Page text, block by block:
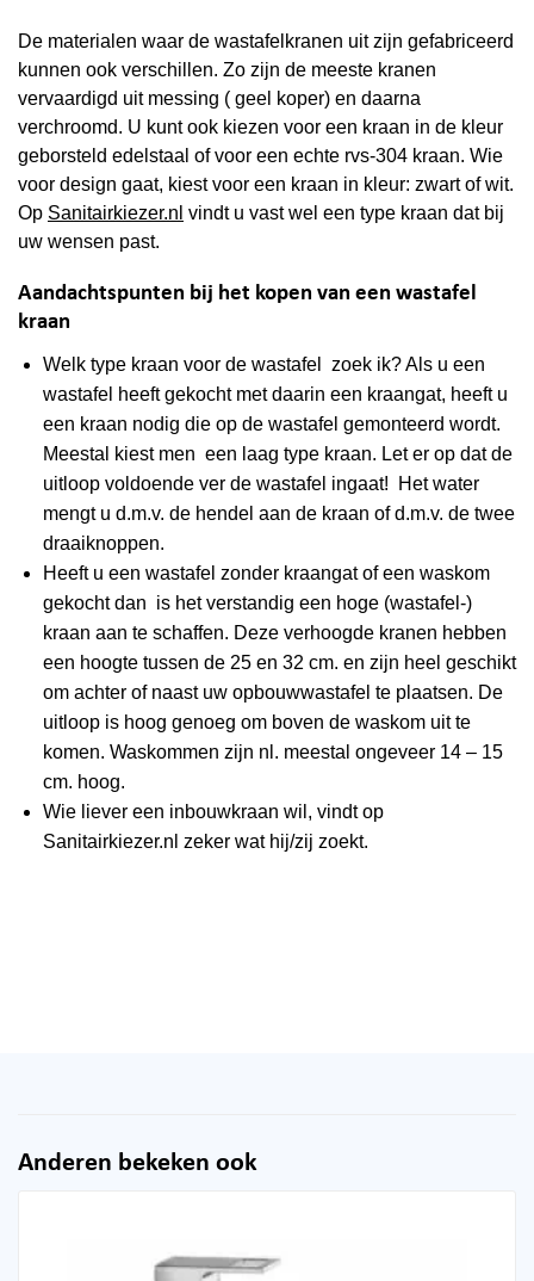
De materialen waar de wastafelkranen uit zijn gefabriceerd
kunnen ook verschillen. Zo zijn de meeste kranen
vervaardigd uit messing ( geel koper) en daarna
verchroomd. U kunt ook kiezen voor een kraan in de kleur
geborsteld edelstaal of voor een echte rvs-304 kraan. Wie
voor design gaat, kiest voor een kraan in kleur: zwart of wit.
Op Sanitairkiezer.nl vindt u vast wel een type kraan dat bij
uw wensen past.
Aandachtspunten bij het kopen van een wastafel
kraan
Welk type kraan voor de wastafel zoek ik? Als u een
wastafel heeft gekocht met daarin een kraangat, heeft u
een kraan nodig die op de wastafel gemonteerd wordt.
Meestal kiest men een laag type kraan. Let er op dat de
uitloop voldoende ver de wastafel ingaat! Het water
mengt u d.m.v. de hendel aan de kraan of d.m.v. de twee
draaiknoppen.
Heeft u een wastafel zonder kraangat of een waskom
gekocht dan is het verstandig een hoge (wastafel-)
kraan aan te schaffen. Deze verhoogde kranen hebben
een hoogte tussen de 25 en 32 cm. en zijn heel geschikt
om achter of naast uw opbouwwastafel te plaatsen. De
uitloop is hoog genoeg om boven de waskom uit te
komen. Waskommen zijn nl. meestal ongeveer 14 – 15
cm. hoog.
Wie liever een inbouwkraan wil, vindt op
Sanitairkiezer.nl zeker wat hij/zij zoekt.
Anderen bekeken ook